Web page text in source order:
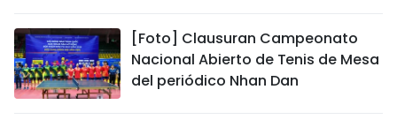
[Foto] Clausuran Campeonato
Nacional Abierto de Tenis de Mesa
del periódico Nhan Dan